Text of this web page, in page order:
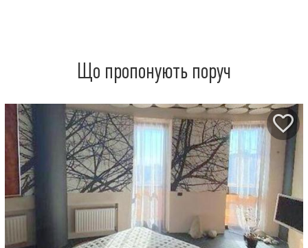
Що пропонують поруч